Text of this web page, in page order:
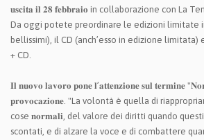
𝐮𝐬𝐜𝐢𝐭𝐚 𝐢𝐥 𝟐𝟖 𝐟𝐞𝐛𝐛𝐫𝐚𝐢𝐨 in collaborazione con La
Da oggi potete preordinare le edizioni limitate
bellissimi), il CD (anch’esso in edizione limitata)
+ CD.
𝐈𝐥 𝐧𝐮𝐨𝐯𝐨 𝐥𝐚𝐯𝐨𝐫𝐨 𝐩𝐨𝐧𝐞 𝐥’𝐚𝐭𝐭𝐞𝐧𝐳𝐢𝐨𝐧𝐞 𝐬𝐮𝐥 𝐭𝐞𝐫𝐦𝐢𝐧𝐞
𝐩𝐫𝐨𝐯𝐨𝐜𝐚𝐳𝐢𝐨𝐧𝐞. "La volontà è quella di
cose 𝐧𝐨𝐫𝐦𝐚𝐥𝐢, del valore dei diritti quando
scontati, e di alzare la voce e di combattere